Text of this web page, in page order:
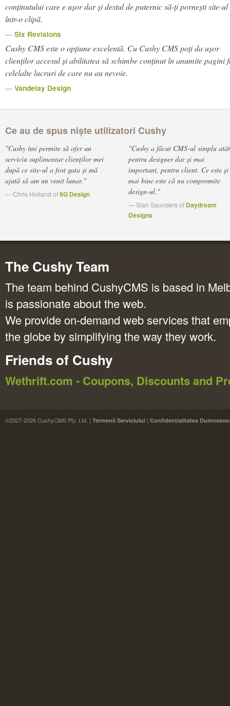
conținutului care e ușor dar și destul de puternic să-ți pornești site-ul
într-o clipă.
— Six Revisions
Cushy CMS este o opțiune excelentă. Cu Cushy CMS poți da ușor
clienților accesul și abilitatea să schimbe conținut în anumite pagini
celelalte lucruri de care nu au nevoie.
— Vandelay Design
Ce au de spus niște utilizatori Cushy
"Cushy îmi permite să ofer un
serviciu suplimentar clienților mei
după ce site-ul a fost gata și mă
ajută să am un venit lunar."
— Chris Holland of9G Design
"Cushy a făcut CMS-ul simplu atât
pentru designer dar și mai
important, pentru client. Ce este și
mai bine este că nu compromite
design-ul."
— Sian Saunders of Daydream
Designs
The Cushy Team
The team behind CushyCMS is based in
is passionate about the web.
We provide on-demand web services that
the globe by simplifying the way they work.
Friends of Cushy
Wethrift.com - Coupons, Discounts and
©2007-2026 CushyCMS Pty. Ltd. | Termenii Serviciului | Confidențialitatea